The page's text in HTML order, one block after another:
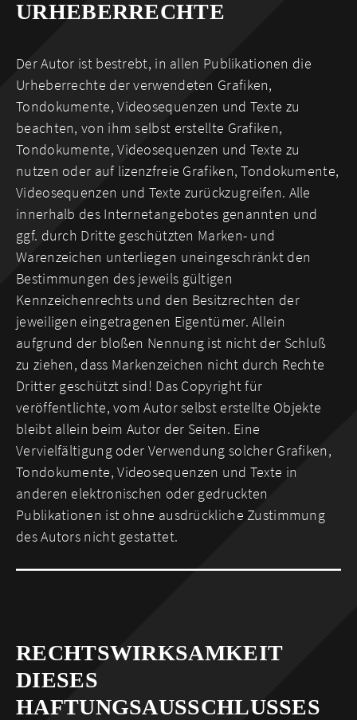
URHEBERRECHTE
Der Autor ist bestrebt, in allen Publikationen die
Urheberrechte der verwendeten Grafiken,
Tondokumente, Videosequenzen und Texte zu
beachten, von ihm selbst erstellte Grafiken,
Tondokumente, Videosequenzen und Texte zu
nutzen oder auf lizenzfreie Grafiken, Tondokumente,
Videosequenzen und Texte zurückzugreifen. Alle
innerhalb des Internetangebotes genannten und
ggf. durch Dritte geschützten Marken- und
Warenzeichen unterliegen uneingeschränkt den
Bestimmungen des jeweils gültigen
Kennzeichenrechts und den Besitzrechten der
jeweiligen eingetragenen Eigentümer. Allein
aufgrund der bloßen Nennung ist nicht der Schluß
zu ziehen, dass Markenzeichen nicht durch Rechte
Dritter geschützt sind! Das Copyright für
veröffentlichte, vom Autor selbst erstellte Objekte
bleibt allein beim Autor der Seiten. Eine
Vervielfältigung oder Verwendung solcher Grafiken,
Tondokumente, Videosequenzen und Texte in
anderen elektronischen oder gedruckten
Publikationen ist ohne ausdrückliche Zustimmung
des Autors nicht gestattet.
RECHTSWIRKSAMKEIT
DIESES
HAFTUNGSAUSSCHLUSSES